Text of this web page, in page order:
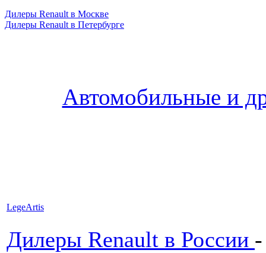
Дилеры Renault в Москве
Дилеры Renault в Петербурге
Автомобильные и
LegeArtis
Дилеры Renault в России